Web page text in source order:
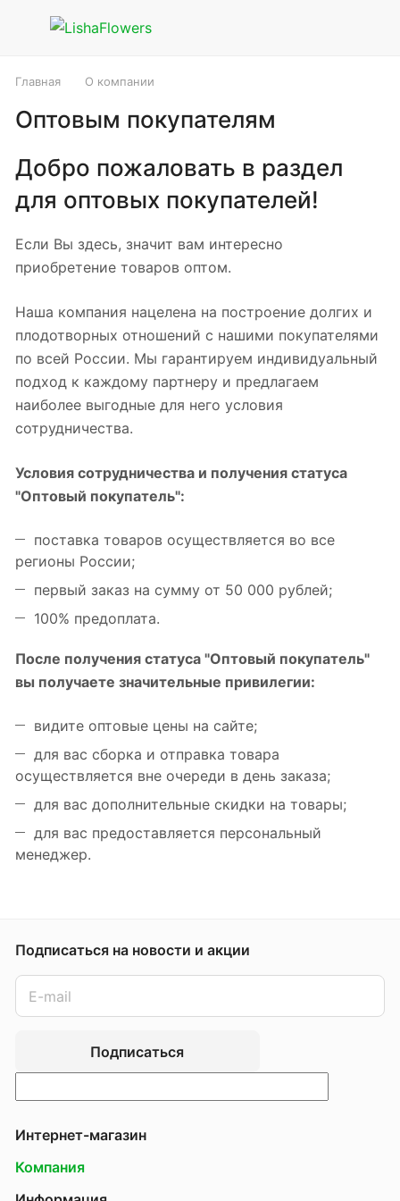
Главная О компании
Оптовым покупателям
Добро пожаловать в раздел
для оптовых покупателей!
Если Вы здесь, значит вам интересно
приобретение товаров оптом.
Наша компания нацелена на построение долгих и
плодотворных отношений с нашими покупателями
по всей России. Мы гарантируем индивидуальный
подход к каждому партнеру и предлагаем
наиболее выгодные для него условия
сотрудничества.
Условия сотрудничества и получения статуса
"Оптовый покупатель":
поставка товаров осуществляется во все
регионы России;
первый заказ на сумму от 50 000 рублей;
100% предоплата.
После получения статуса "Оптовый покупатель"
вы получаете значительные привилегии:
видите оптовые цены на сайте;
для вас сборка и отправка товара
осуществляется вне очереди в день заказа;
для вас дополнительные скидки на товары;
для вас предоставляется персональный
менеджер.
Подписаться на новости и акции
Подписаться
Интернет-магазин
Компания